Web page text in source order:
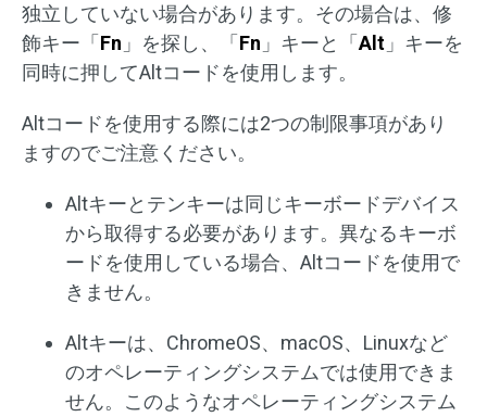
独立していない場合があります。その場合は、修
飾キー「Fn 」を探し、「Fn 」キーと「Alt 」キーを
同時に押してAltコードを使用します。
Altコードを使用する際には2つの制限事項があり
ますのでご注意ください。
Altキーとテンキーは同じキーボードデバイス
から取得する必要があります。異なるキーボ
ードを使用している場合、Altコードを使用で
きません。
Altキーは、ChromeOS、macOS、Linuxなど
のオペレーティングシステムでは使用できま
せん。このようなオペレーティングシステム